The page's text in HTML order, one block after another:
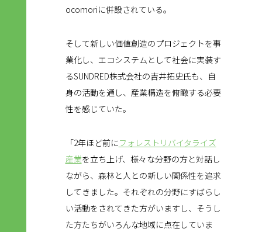
ocomoriに併設されている。
そして新しい価値創造のプロジェクトを事
業化し、エコシステムとして社会に実装す
るSUNDRED株式会社の吉井拓史氏も、自
身の活動を通し、産業構造を俯瞰する必要
性を感じていた。
「2年ほど前にフォレストリバイタライズ
産業を立ち上げ、様々な分野の方と対話し
ながら、森林と人との新しい関係性を追求
してきました。それぞれの分野にすばらし
い活動をされてきた方がいますし、そうし
た方たちがいろんな地域に点在していま